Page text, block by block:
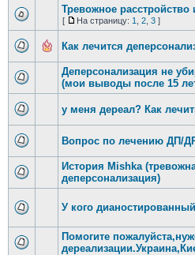
Тревожное
[ На страницу: 1 2, 3]
Как лечится
Деперсонализация не
(мои выводы после 15
у меня дереал? Как
Вопрос по лечению ДП/
История Mishka
деперсонализация)
У кого
Помогите